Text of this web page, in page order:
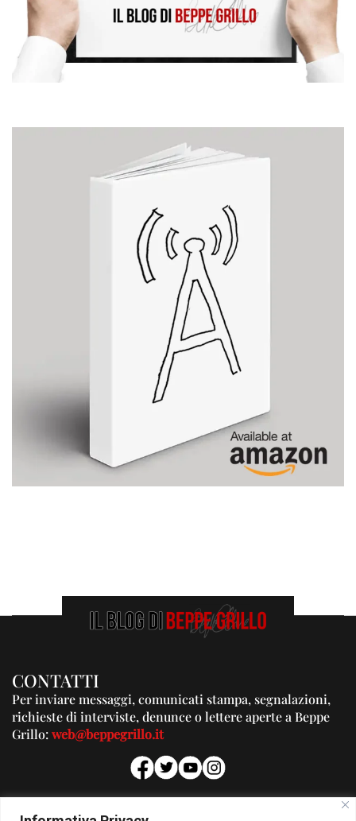
CONTATTI
Per inviare messaggi, comunicati stampa, segnalazioni,
richieste di interviste, denunce o lettere aperte a Beppe
Grillo:web@beppegrillo.it
PUBBLICITA'